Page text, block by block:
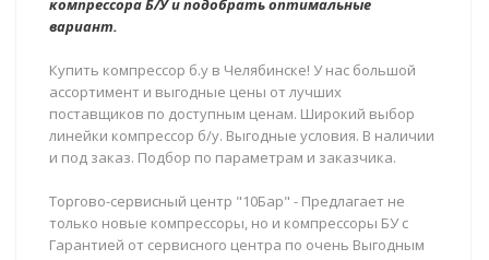
компрессора Б/У и подобрать оптимальные
вариант.
Купить компрессор б.у в Челябинске! У нас большой
ассортимент и выгодные цены от лучших
поставщиков по доступным ценам. Широкий выбор
линейки компрессор б/у. Выгодные условия. В наличии
и под заказ. Подбор по параметрам и заказчика.
Торгово-сервисный центр "10Бар" - Предлагает не
только новые компрессоры, но и компрессоры БУ с
Гарантией от сервисного центра по очень Выгодным